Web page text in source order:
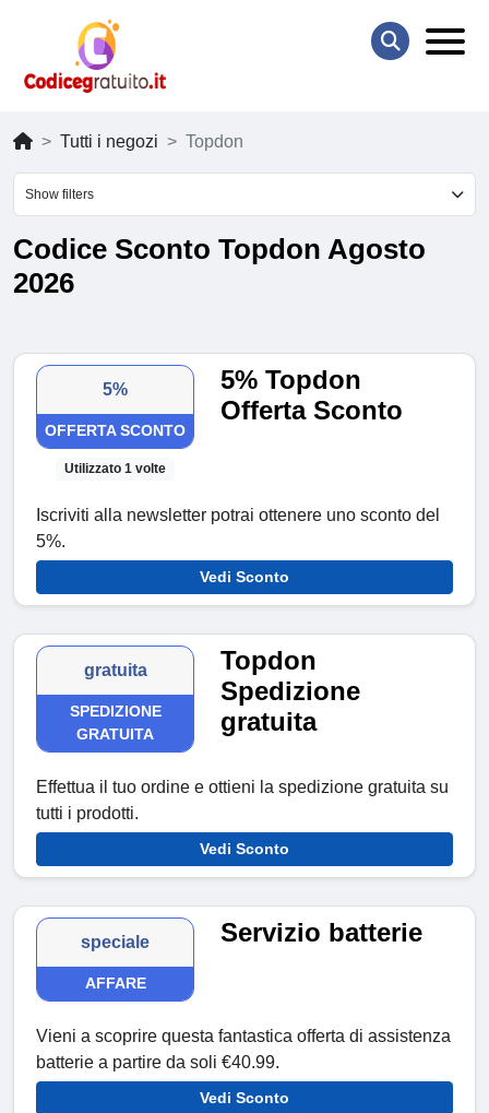
Tutti i negozi Topdon
Show filters
Codice Sconto Topdon Agosto
2026
5%
OFFERTA SCONTO
Utilizzato 1 volte
5% Topdon
Offerta Sconto
Iscriviti alla newsletter potrai ottenere uno sconto del
5%.
Vedi Sconto
gratuita
SPEDIZIONE
GRATUITA
Topdon
Spedizione
gratuita
Effettua il tuo ordine e ottieni la spedizione gratuita su
tutti i prodotti.
Vedi Sconto
speciale
AFFARE
Servizio batterie
Vieni a scoprire questa fantastica offerta di assistenza
batterie a partire da soli €40.99.
Vedi Sconto